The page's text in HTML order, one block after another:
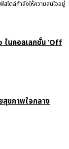
สไตล์กำลังให้ความสนใจอยู่
ในคอลเลกชั่น ‘Off
ขภาพใจกลาง